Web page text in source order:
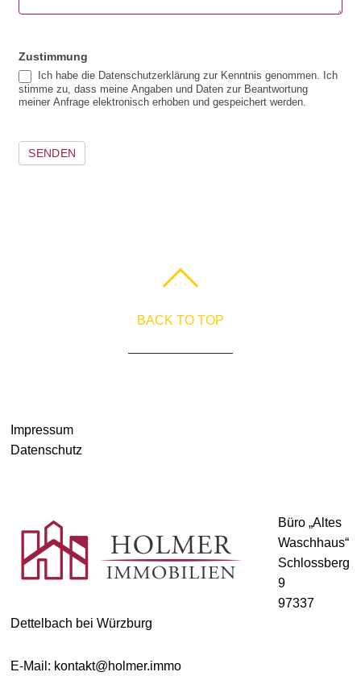
Zustimmung
Ich habe die Datenschutzerklärung zur Kenntnis genommen. Ich
stimme zu, dass meine Angaben und Daten zur Beantwortung
meiner Anfrage elektronisch erhoben und gespeichert werden.
SENDEN
BACK TO TOP
Impressum
Datenschutz
Büro „Altes
Waschhaus“
Schlossberg
9
97337
Dettelbach bei Würzburg
E-Mail: kontakt@holmer.immo